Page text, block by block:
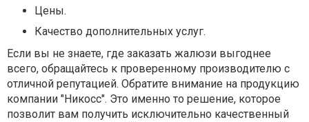
Цены.
Качество дополнительных услуг.
Если вы не знаете, где заказать жалюзи выгоднее
всего, обращайтесь к проверенному производителю с
отличной репутацией. Обратите внимание на продукцию
компании "Никосс". Это именно то решение, которое
позволит вам получить исключительно качественный